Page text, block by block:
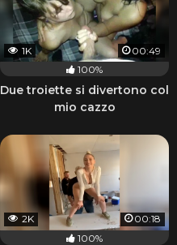
1K
00:49
100%
Due troiette si divertono col
mio cazzo
2K
00:18
100%